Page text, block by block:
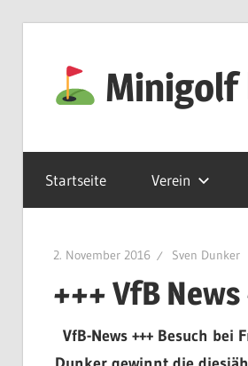
springen
Minigolf
Startseite Verein
2. November 2016 Sven Dunker
+++ VfB
VfB-News +++ Besuch